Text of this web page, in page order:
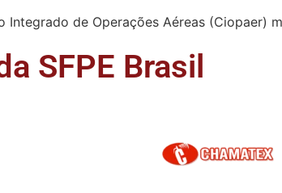
Integrado de Operações Aéreas
SFPE Brasil